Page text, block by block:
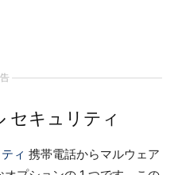
セキュリティ
ィ 携帯電話からマルウェア